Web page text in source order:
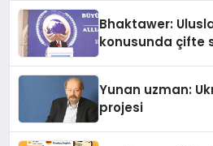
Bhaktawer:
konusunda çifte
Yunan uzman:
projesi